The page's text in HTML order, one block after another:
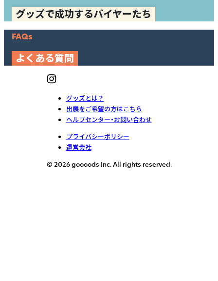
グッズで成功するバイヤーたち
FAQs
よくある質問
グッズとは？
出展をご希望の方はこちら
ヘルプセンター・お問い合わせ
プライバシーポリシー
運営会社
© 2026 goooods Inc. All rights reserved.